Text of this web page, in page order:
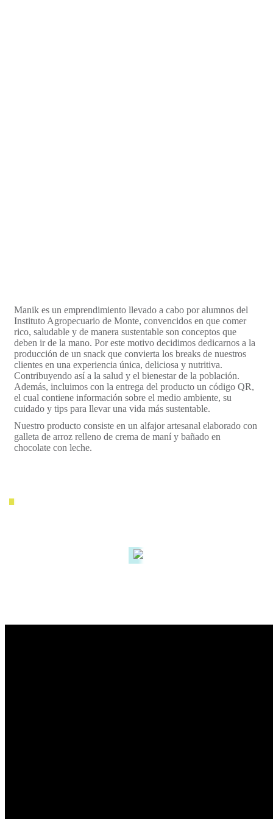
Manik es un emprendimiento llevado a cabo por alumnos del
Instituto Agropecuario de Monte, convencidos en que comer
rico, saludable y de manera sustentable son conceptos que
deben ir de la mano. Por este motivo decidimos dedicarnos a la
producción de un snack que convierta los breaks de nuestros
clientes en una experiencia única, deliciosa y nutritiva.
Contribuyendo así a la salud y el bienestar de la población.
Además, incluimos con la entrega del producto un código QR,
el cual contiene información sobre el medio ambiente, su
cuidado y tips para llevar una vida más sustentable.
Nuestro producto consiste en un alfajor artesanal elaborado con
galleta de arroz relleno de crema de maní y bañado en
chocolate con leche.